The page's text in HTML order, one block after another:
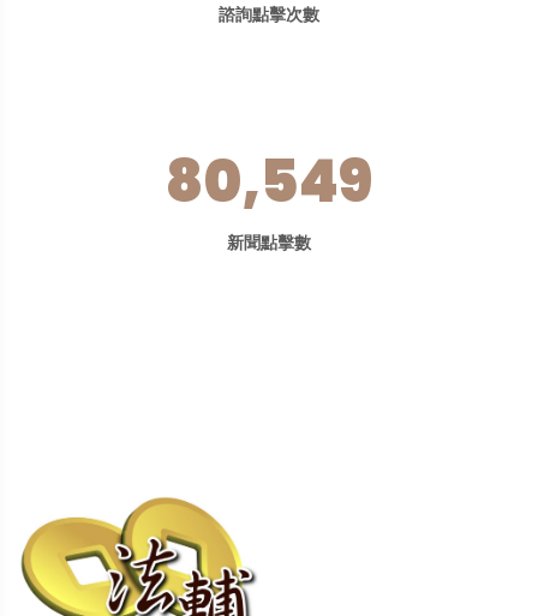
諮詢點擊次數
80,549
新聞點擊數